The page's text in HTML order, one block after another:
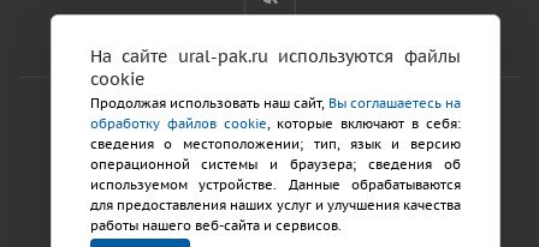
2026 © ООО «ТД Урал ПАК»
Политика конфиденциальности
Разработка сайтов
На сайте ural-pak.ru используются файлы
cookie
Продолжая использовать наш сайт, Вы соглашаетесь на
обработку файлов cookie , которые включают в себя:
сведения о местоположении; тип, язык и версию
операционной системы и браузера; сведения об
используемом устройстве. Данные обрабатываются
для предоставления наших услуг и улучшения качества
работы нашего веб-сайта и сервисов.